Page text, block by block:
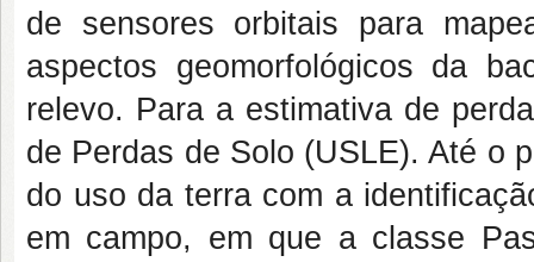
de sensores orbitais para
aspectos geomorfológicos da
relevo. Para a estimativa de
de Perdas de Solo (USLE). Até o
do uso da terra com a
em campo, em que a classe